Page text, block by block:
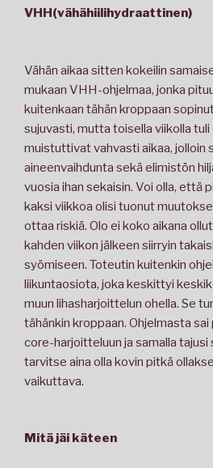
VHH(vähähiilihydraattinen)
Vähän aikaa sitten kokeilin
mukaan VHH-ohjelmaa, jonka
kuitenkaan tähän kroppaan
sujuvasti, mutta toisella viikolla
muistuttivat vahvasti aikaa, jolloin
aineenvaihdunta sekä elimistön
vuosia ihan sekaisin. Voi olla, että
kaksi viikkoa olisi tuonut
ottaa riskiä. Olo ei koko aikana
kahden viikon jälkeen siirryin
syömiseen. Toteutin kuitenkin
liikuntaosiota, joka keskittyi
muun lihasharjoittelun ohella. Se
tähänkin kroppaan. Ohjelmasta sai
core-harjoitteluun ja samalla tajusi
tarvitse aina olla kovin pitkä
vaikuttava.
Mitä jäi käteen